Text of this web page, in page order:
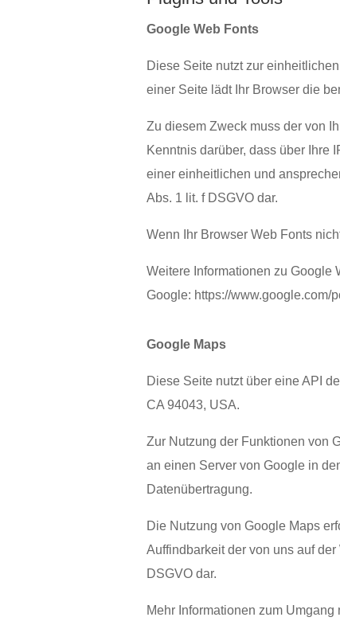
Google Web Fonts
Diese Seite nutzt zur
einer Seite lädt Ihr Browser die
Zu diesem Zweck muss der von
Kenntnis darüber, dass über Ihre
einer einheitlichen und
Abs. 1 lit. f DSGVO dar.
Wenn Ihr Browser Web Fonts
Weitere Informationen zu Google
Google: https://www.google.com/
Google Maps
Diese Seite nutzt über eine API
CA 94043, USA.
Zur Nutzung der Funktionen von
an einen Server von Google in
Datenübertragung.
Die Nutzung von Google Maps
Auffindbarkeit der von uns auf
DSGVO dar.
Mehr Informationen zum